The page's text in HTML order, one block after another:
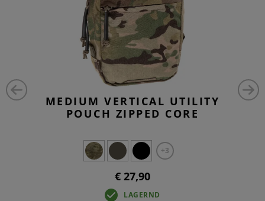
MEDIUM VERTICAL UTILITY
POUCH ZIPPED CORE
+3
€ 27,90
LAGERND